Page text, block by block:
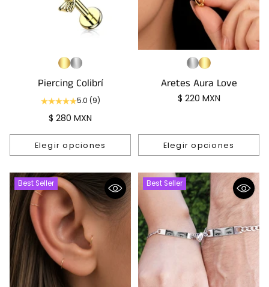
Piercing Colibrí
5.0 (9)
$ 280 MXN
Elegir opciones
Cantidad
Aretes Aura Love
$ 220 MXN
Elegir opciones
Cantidad
Best Seller Best Seller